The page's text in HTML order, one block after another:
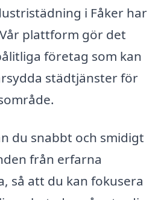
i Fåker har
plattform gör det
företag som kan
städtjänster för
du snabbt och smidigt
från erfarna
så att du kan fokusera